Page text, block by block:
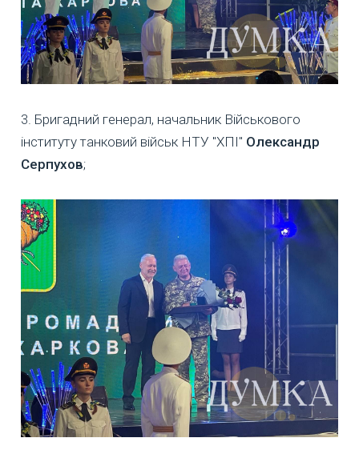
3. Бригадний генерал, начальник Військового
інституту танковий військ НТУ "ХПІ" Олександр
Серпухов;